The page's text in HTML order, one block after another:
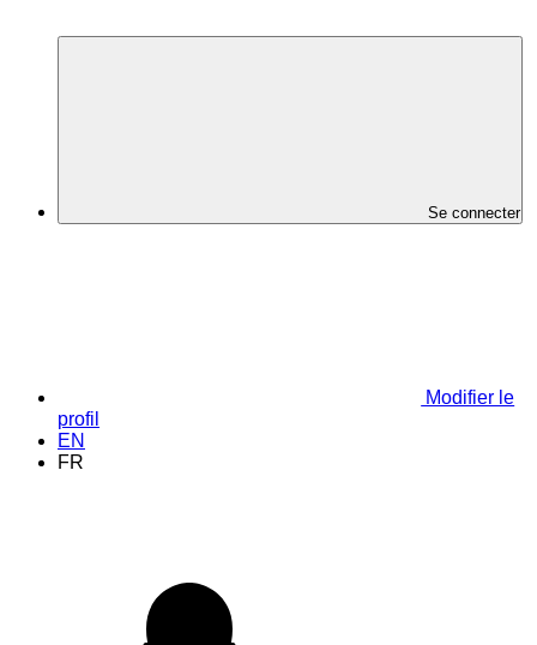
Se connecter
Modifier le
profil
EN
FR